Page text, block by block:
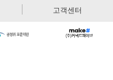
고객센터